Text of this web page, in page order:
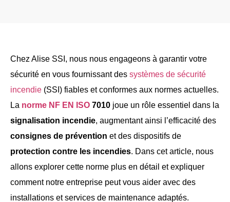
Chez Alise SSI, nous nous engageons à garantir votre
sécurité en vous fournissant des systèmes de sécurité
incendie (SSI) fiables et conformes aux normes actuelles.
La norme NF EN ISO 7010 joue un rôle essentiel dans la
signalisation incendie, augmentant ainsi l’efficacité des
consignes de prévention et des dispositifs de
protection contre les incendies. Dans cet article, nous
allons explorer cette norme plus en détail et expliquer
comment notre entreprise peut vous aider avec des
installations et services de maintenance adaptés.